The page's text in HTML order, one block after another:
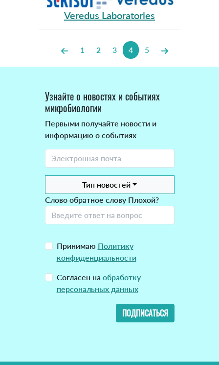
Veredus Laboratories
1 2 3 4 5
Узнайте о новостях и событиях
микробиологии
Первыми получайте новости и
информацию о событиях
Тип новостей
Слово обратное слову Плохой?
Принимаю Политику
конфиденциальности
Согласен на обработку
персональных данных
ПОДПИСАТЬСЯ